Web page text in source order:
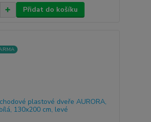
Přidat do košíku